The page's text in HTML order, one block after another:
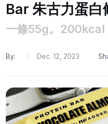
Bar 朱古力蛋白
一條55g。200kcal
By: Dec. 12, 2023